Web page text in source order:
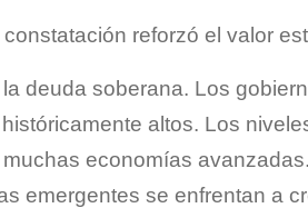
reforzó el valor
deuda soberana. Los
altos. Los
economías
emergentes se enfrentan a